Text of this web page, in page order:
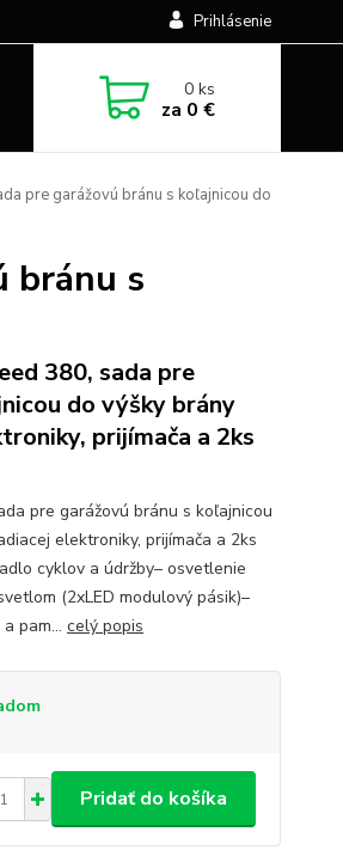
Prihlásenie
0ks
za 0 €
pre garážovú bránu s koľajnicou do
bránu s
380, sada pre
do výšky brány
prijímača a 2ks
pre garážovú bránu s koľajnicou
elektroniky, prijímača a 2ks
cyklov a údržby– osvetlenie
(2xLED modulový pásik)–
pam... celý popis
Pridať do košíka